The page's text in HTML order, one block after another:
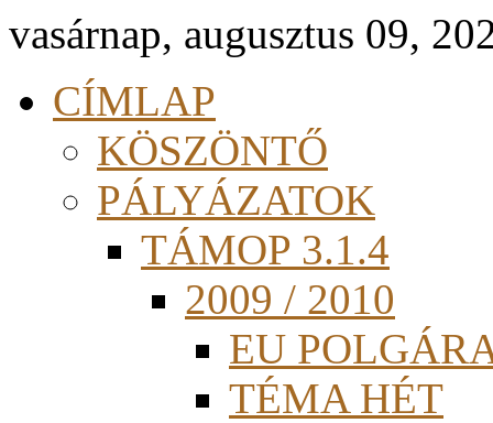
vasárnap, augusztus 09,
CÍMLAP
KÖSZÖNTŐ
PÁLYÁZATOK
TÁMOP 3.1.4
2009 / 2010
EU
TÉMA HÉT